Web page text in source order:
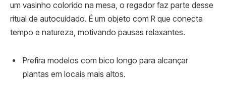
um vasinho colorido na mesa, o regador faz parte desse
ritual de autocuidado. É um objeto com R que conecta
tempo e natureza, motivando pausas relaxantes.
Prefira modelos com bico longo para alcançar
plantas em locais mais altos.